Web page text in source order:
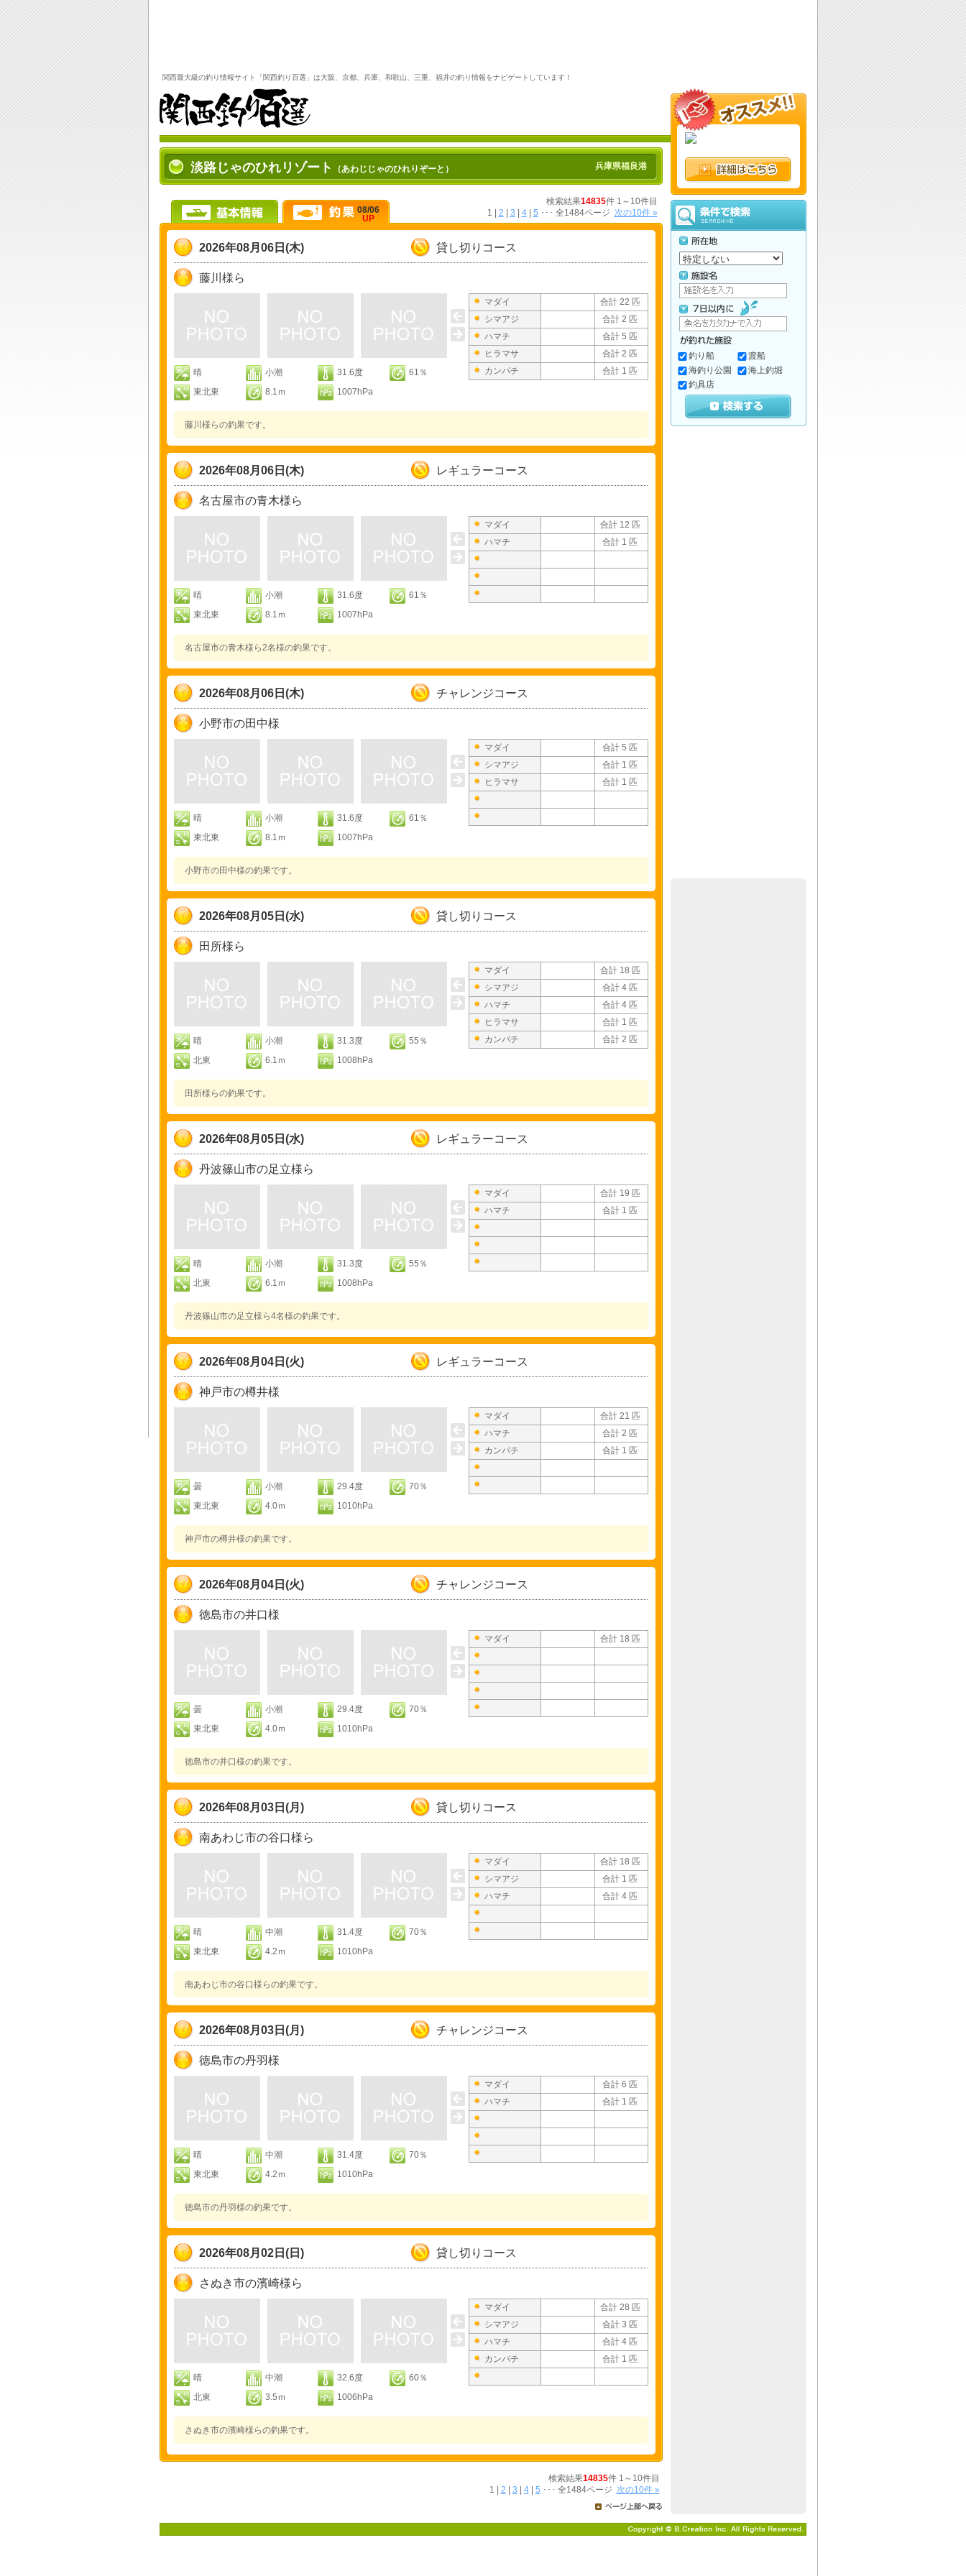
関西最大級の釣り情報サイト「関西釣り百選 」は大阪、京都、兵庫、和歌山、三重、福井の釣り情報をナビゲートしています！
淡路じゃのひれリゾート （あわじじゃのひれりぞーと） 兵庫県福良港
08/06
UP
検索結果14835件 1～10件目
1 | 2 3 4| 5 ･･･ 全1484ページ 次の10件 »
2026年08月06日(木) 貸し切りコース
藤川様ら
晴 小潮 31.6度
61％
東北東
8.1ｍ 1007hPa
マダイ
合計 22 匹
シマアジ
合計 2 匹
ハマチ
合計 5 匹
ヒラマサ
合計 2 匹
カンパチ
合計 1 匹
藤川様らの釣果です。
2026年08月06日(木) レギュラーコース
名古屋市の青木様ら
晴 小潮 31.6度
61％
東北東
8.1ｍ 1007hPa
マダイ
合計 12 匹
ハマチ
合計 1 匹
名古屋市の青木様ら2名様の釣果です。
2026年08月06日(木) チャレンジコース
小野市の田中様
晴 小潮 31.6度
61％
東北東
8.1ｍ 1007hPa
マダイ
合計 5 匹
シマアジ
合計 1 匹
ヒラマサ
合計 1 匹
小野市の田中様の釣果です。
2026年08月05日(水) 貸し切りコース
田所様ら
晴 小潮 31.3度
55％
北東
6.1ｍ 1008hPa
マダイ
合計 18 匹
シマアジ
合計 4 匹
ハマチ
合計 4 匹
ヒラマサ
合計 1 匹
カンパチ
合計 2 匹
田所様らの釣果です。
2026年08月05日(水) レギュラーコース
丹波篠山市の足立様ら
晴 小潮 31.3度
55％
北東
6.1ｍ 1008hPa
マダイ
合計 19 匹
ハマチ
合計 1 匹
丹波篠山市の足立様ら4名様の釣果です。
2026年08月04日(火) レギュラーコース
神戸市の樽井様
曇 小潮 29.4度
70％
東北東
4.0ｍ 1010hPa
マダイ
合計 21 匹
ハマチ
合計 2 匹
カンパチ
合計 1 匹
神戸市の樽井様の釣果です。
2026年08月04日(火) チャレンジコース
徳島市の井口様
曇 小潮 29.4度
70％
東北東
4.0ｍ 1010hPa
マダイ 合計 18 匹
徳島市の井口様の釣果です。
2026年08月03日(月) 貸し切りコース
南あわじ市の谷口様ら
晴 中潮 31.4度
70％
東北東
4.2ｍ 1010hPa
マダイ
合計 18 匹
シマアジ
合計 1 匹
ハマチ
合計 4 匹
南あわじ市の谷口様らの釣果です。
2026年08月03日(月) チャレンジコース
徳島市の丹羽様
晴 中潮 31.4度
70％
東北東
4.2ｍ 1010hPa
マダイ
合計 6 匹
ハマチ
合計 1 匹
徳島市の丹羽様の釣果です。
2026年08月02日(日) 貸し切りコース
さぬき市の濱崎様ら
晴 中潮 32.6度
60％
北東
3.5ｍ 1006hPa
マダイ
合計 28 匹
シマアジ
合計 3 匹
ハマチ
合計 4 匹
カンパチ
合計 1 匹
さぬき市の濱崎様らの釣果です。
検索結果14835件 1～10件目
1 | 2 3 4| 5 ･･･ 全1484ページ 次の10件 »
釣り船
渡船
海釣り公園
海上釣堀
釣具店